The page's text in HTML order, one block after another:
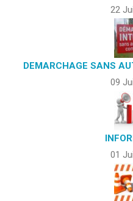
22
DEMARCHAGE SANS
09
01